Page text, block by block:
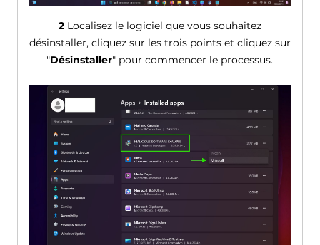
2Localisez le logiciel que vous souhaitez
désinstaller, cliquez sur les trois points et cliquez sur
"Désinstaller" pour commencer le processus.